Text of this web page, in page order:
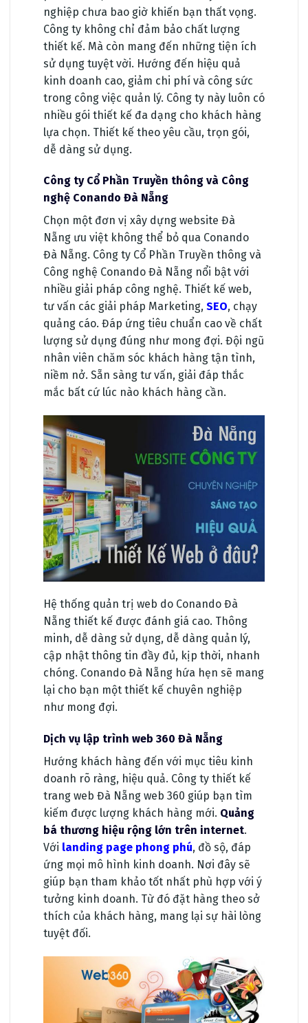
nghiệp chưa bao giờ khiến bạn thất vọng.
Công ty không chỉ đảm bảo chất lượng
thiết kế. Mà còn mang đến những tiện ích
sử dụng tuyệt vời. Hướng đến hiệu quả
kinh doanh cao, giảm chi phí và công sức
trong công việc quản lý. Công ty này luôn có
nhiều gói thiết kế đa dạng cho khách hàng
lựa chọn. Thiết kế theo yêu cầu, trọn gói,
dễ dàng sử dụng.
Công ty Cổ Phần Truyền thông và Công
nghệ Conando Đà Nẵng
Chọn một đơn vị xây dựng website Đà
Nẵng ưu việt không thể bỏ qua Conando
Đà Nẵng. Công ty Cổ Phần Truyền thông và
Công nghệ Conando Đà Nẵng nổi bật với
nhiều giải pháp công nghệ. Thiết kế web,
tư vấn các giải pháp Marketing, SEO, chạy
quảng cáo. Đáp ứng tiêu chuẩn cao về chất
lượng sử dụng đúng như mong đợi. Đội ngũ
nhân viên chăm sóc khách hàng tận tình,
niềm nở. Sẵn sàng tư vấn, giải đáp thắc
mắc bất cứ lúc nào khách hàng cần.
Hệ thống quản trị web do Conando Đà
Nẵng thiết kế được đánh giá cao. Thông
minh, dễ dàng sử dụng, dễ dàng quản lý,
cập nhật thông tin đầy đủ, kịp thời, nhanh
chóng. Conando Đà Nẵng hứa hẹn sẽ mang
lại cho bạn một thiết kế chuyên nghiệp
như mong đợi.
Dịch vụ lập trình web 360 Đà Nẵng
Hướng khách hàng đến với mục tiêu kinh
doanh rõ ràng, hiệu quả. Công ty thiết kế
trang web Đà Nẵng web 360 giúp bạn tìm
kiếm được lượng khách hàng mới. Quảng
bá thương hiệu rộng lớn trên internet.
Với landing page phong phú, đồ sộ, đáp
ứng mọi mô hình kinh doanh. Nơi đây sẽ
giúp bạn tham khảo tốt nhất phù hợp với ý
tưởng kinh doanh. Từ đó đặt hàng theo sở
thích của khách hàng, mang lại sự hài lòng
tuyệt đối.